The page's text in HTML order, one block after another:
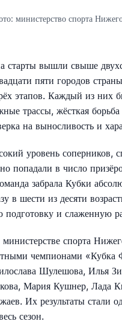
министерство спорта
старты вышли свыше
пяти городов
этапов. Каждый из них
трассы, жёсткая борьба
на выносливость и
уровень соперников,
попадали в число
забрала Кубки
в шести из десяти
подготовку и слаженную
спорта
чемпионами «Кубка
Шулешова, Илья
Мария Кушнер, Лада
Их результаты стали
сезон.